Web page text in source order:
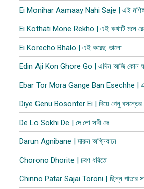
Ei Monihar Aamaay Nahi Saje | এই
Ei Kothati Mone Rekho | এই কথাটি মনে
Ei Korecho Bhalo | এই করেছ ভালো
Edin Aji Kon Ghore Go | এদিন আজি কোন
Ebar Tor Mora Gange Ban Esechhe |
Diye Genu Bosonter Ei | দিয়ে গেনু
De Lo Sokhi De | দে লো সখী দে
Darun Agnibane | দারুন অগ্নিবানে
Chorono Dhorite | চরণ ধরিতে
Chinno Patar Sajai Toroni | ছিন্ন পাতার